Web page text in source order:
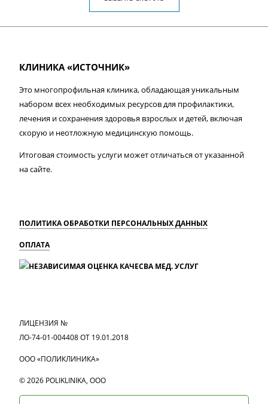
КЛИНИКА «ИСТОЧНИК»
Это многопрофильная клиника, обладающая уникальным
набором всех необходимых ресурсов для профилактики,
лечения и сохранения здоровья взрослых и детей, включая
скорую и неотложную медицинскую помощь.
Итоговая стоимость услуги может отличаться от указанной
на сайте.
ПОЛИТИКА ОБРАБОТКИ ПЕРСОНАЛЬНЫХ ДАННЫХ
ОПЛАТА
ЛИЦЕНЗИЯ №
ЛО-74-01-004408 ОТ 19.01.2018
ООО «ПОЛИКЛИНИКА»
© 2026 POLIKLINIKA, OOO